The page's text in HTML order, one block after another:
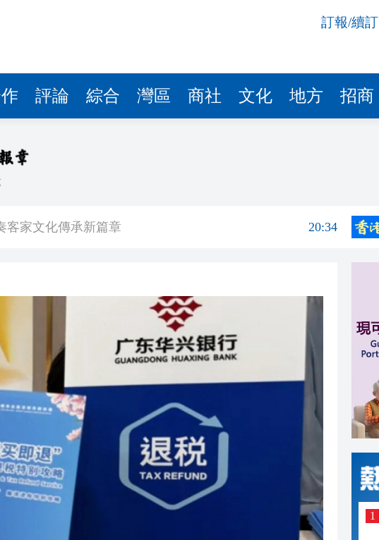
訂報/續訂
評論 綜合 灣區 商社 文化 地方 招商
20:55
儒沉香從傳統邁向現代
察
20:42
利潤總額近936億
論 拉美國家有權自主選擇合作夥伴
20:31
察
20:42
元
億 利潤總額近936億
20:40
20:39
家文化傳承新篇章
20:34
論 拉美國家有權自主選擇合作夥伴